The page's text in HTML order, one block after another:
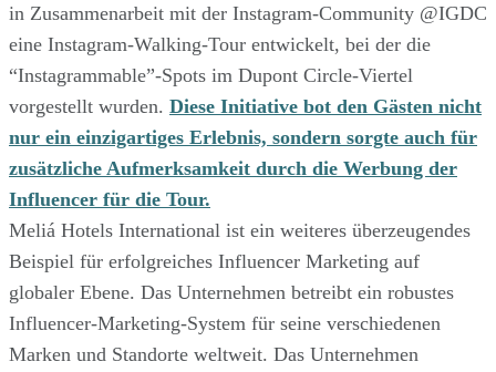
in Zusammenarbeit mit der Instagram-Community @IGDC
eine Instagram-Walking-Tour entwickelt, bei der die
“Instagrammable”-Spots im Dupont Circle-Viertel
vorgestellt wurden. Diese Initiative bot den Gästen nicht
nur ein einzigartiges Erlebnis, sondern sorgte auch für
zusätzliche Aufmerksamkeit durch die Werbung der
Influencer für die Tour.
Meliá Hotels International ist ein weiteres überzeugendes
Beispiel für erfolgreiches Influencer Marketing auf
globaler Ebene. Das Unternehmen betreibt ein robustes
Influencer-Marketing-System für seine verschiedenen
Marken und Standorte weltweit. Das Unternehmen